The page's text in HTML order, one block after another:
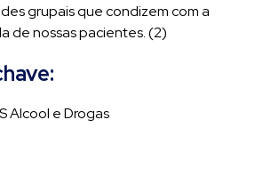
grupais que condizem com a
de nossas pacientes. (2)
Alcool e Drogas